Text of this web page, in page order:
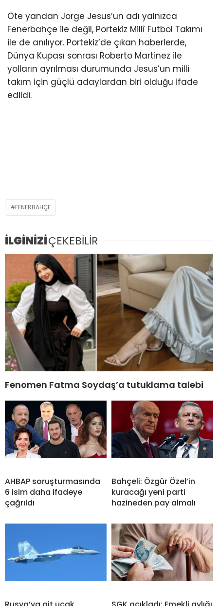
Öte yandan Jorge Jesus’un adı yalnızca
Fenerbahçe ile değil, Portekiz Millî Futbol Takımı
ile de anılıyor. Portekiz’de çıkan haberlerde,
Dünya Kupası sonrası Roberto Martinez ile
yolların ayrılması durumunda Jesus’un milli
takım için güçlü adaylardan biri olduğu ifade
edildi.
FENERBAHÇE
İLGİNİZİÇEKEBİLİR
Fenomen Fatma Soydaş’a tutuklama talebi
AHBAP soruşturmasında
6 isim daha ifadeye
çağrıldı
Bahçeli: Özgür Özel’in
kuracağı yeni parti
hazineden pay almalı